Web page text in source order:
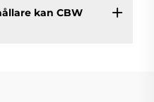
kan CBW